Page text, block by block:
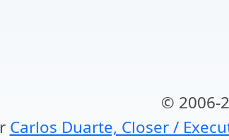
© 2006-
Carlos Duarte, Closer /